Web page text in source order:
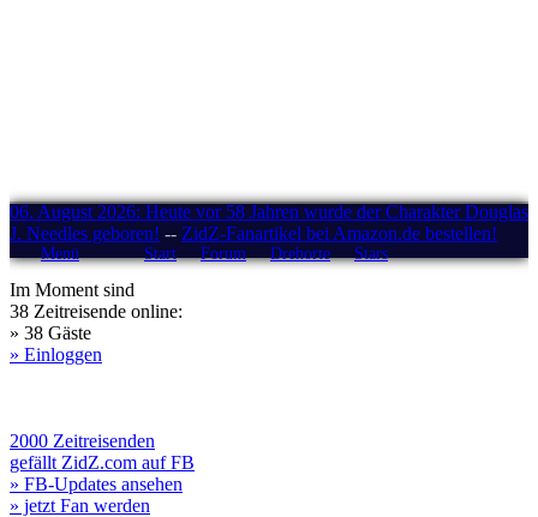
06. August 2026: Heute vor 58 Jahren wurde der Charakter Douglas
J. Needles geboren! -- ZidZ-Fanartikel bei Amazon.de bestellen!
Menü Start Forum Drehorte Stars
Im Moment sind
38 Zeitreisende online:
» 38 Gäste
» Einloggen
2000 Zeitreisenden
gefällt ZidZ.com auf FB
» FB-Updates ansehen
» jetzt Fan werden